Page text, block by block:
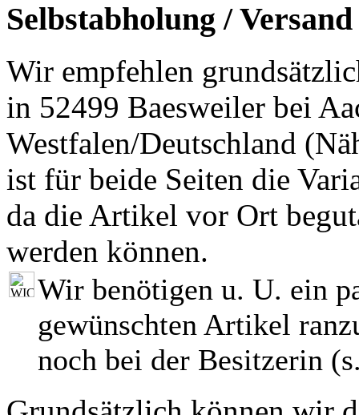
Selbstabholung / Versand
Wir empfehlen
in 52499 Baesweiler bei
Westfalen/Deutschland
ist für beide Seiten die
da die Artikel vor Ort
werden können.
Wir benötigen u. U. ein
gewünschten Artikel
noch bei der Besitzerin